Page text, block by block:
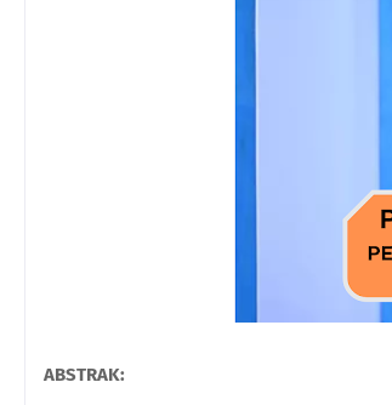
ABSTRAK: